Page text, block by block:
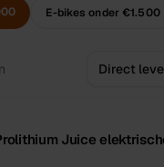
E-bikes onder €1.500
Juice